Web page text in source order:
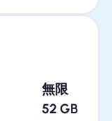
無限
52 GB